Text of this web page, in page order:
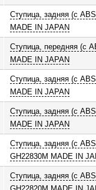
Ступица, задняя (с
MADE IN JAPAN
Ступица, передняя (с
MADE IN JAPAN
Ступица, задняя (с
MADE IN JAPAN
Ступица, задняя (с
MADE IN JAPAN
Ступица, задняя (с
GH22830M MADE IN
Ступица, задняя (с
GH22820M MADE IN